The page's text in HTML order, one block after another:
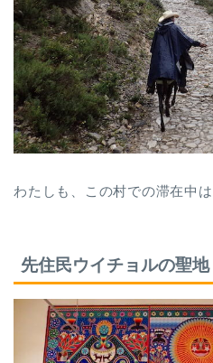
わたしも、この村での滞在中
先住民ウイチョルの聖地